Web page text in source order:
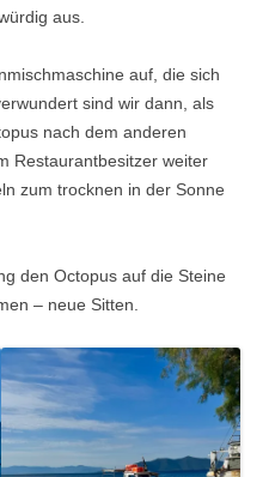
aus.
auf, die sich
sind wir dann, als
nach dem anderen
Restaurantbesitzer weiter
zum trocknen in der Sonne
den Octopus auf die Steine
– neue Sitten.